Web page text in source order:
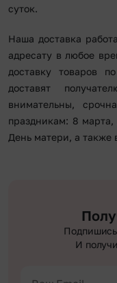
суток.
Наша доставка
адресату в любое
доставку товаров
доставят
внимательны,
праздникам: 8
День матери, а также
И